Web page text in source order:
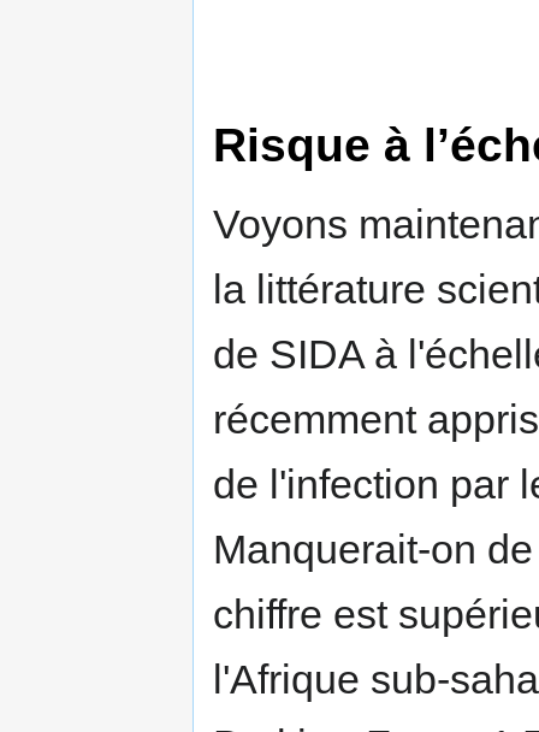
Risque à
Voyons
la littérature
de SIDA à
récemment
de l'infection par
Manquerait-on
chiffre est
l'Afrique sub-